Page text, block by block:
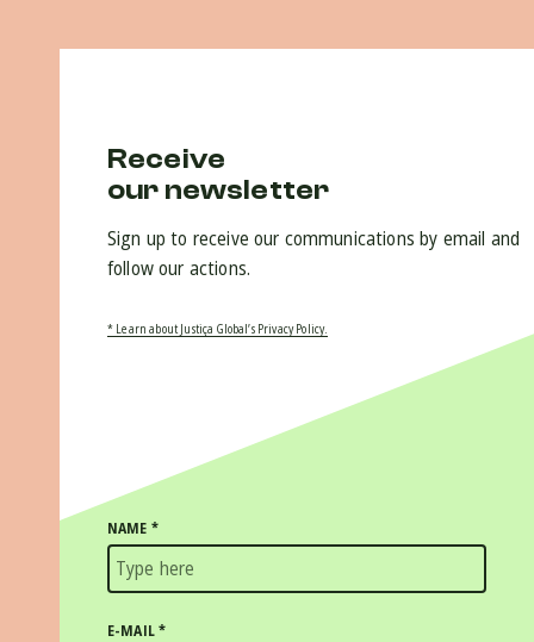
Receive
our newsletter
Sign up to receive our communications by email and
follow our actions.
* Learn about Justiça Global’s Privacy Policy.
NAME *
E-MAIL*